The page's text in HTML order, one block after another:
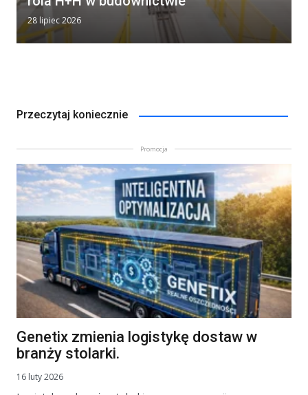
28 lipiec 2026
Przeczytaj koniecznie
Promocja
Genetix zmienia logistykę dostaw w
branży stolarki.
16 luty 2026